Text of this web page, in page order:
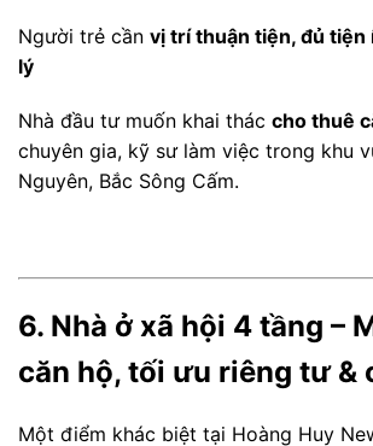
Người trẻ cần vị trí thuận tiện, đủ tiện
lý
Nhà đầu tư muốn khai thác cho thuê
chuyên gia, kỹ sư làm việc trong khu
Nguyên, Bắc Sông Cấm.
6. Nhà ở xã hội 4 tầng –
căn hộ, tối ưu riêng tư &
Một điểm khác biệt tại Hoàng Huy